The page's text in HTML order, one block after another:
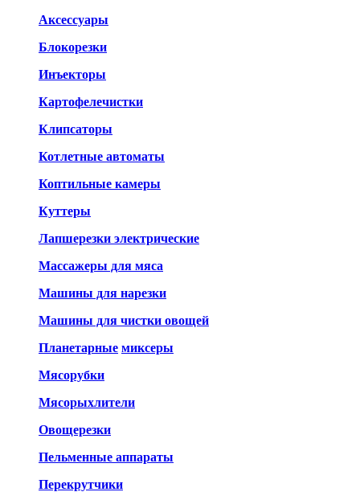
Аксессуары
Блокорезки
Инъекторы
Картофелечистки
Клипсаторы
Котлетные автоматы
Коптильные камеры
Куттеры
Лапшерезки электрические
Массажеры для мяса
Машины для нарезки
Машины для чистки овощей
Планетарные миксеры
Мясорубки
Мясорыхлители
Овощерезки
Пельменные аппараты
Перекрутчики